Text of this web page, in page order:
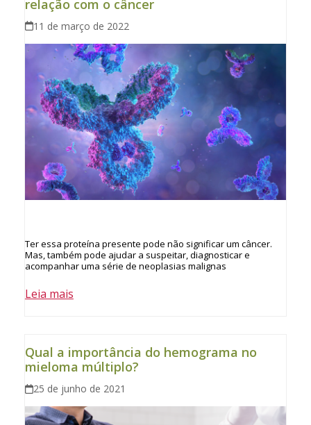
relação com o câncer
11 de março de 2022
Ter essa proteína presente pode não significar um câncer.
Mas, também pode ajudar a suspeitar, diagnosticar e
acompanhar uma série de neoplasias malignas
Leia mais
Qual a importância do hemograma no
mieloma múltiplo?
25 de junho de 2021